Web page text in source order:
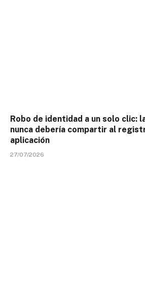
Robo de identidad a un solo clic:
nunca debería compartir al
aplicación
27/07/2026